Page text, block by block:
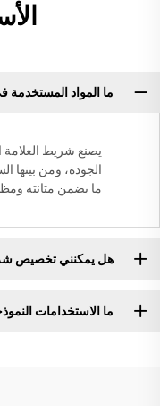
ما المواد المستخدمة
يصنع شريط العلامة
الجودة، ومن بينها
ما يضمن متانته
هل يمكنني تخصيص
ما الاستخدامات